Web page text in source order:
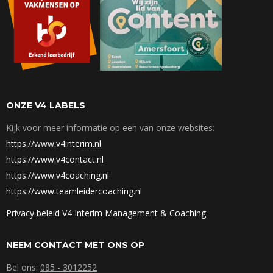
ONZE V4 LABELS
Kijk voor meer informatie op een van onze websites:
https://www.v4interim.nl
https://www.v4contact.nl
https://www.v4coaching.nl
https://www.teamleidercoaching.nl
Privacy beleid V4 Interim Management & Coaching
NEEM CONTACT MET ONS OP
Bel ons: 085 - 3012252